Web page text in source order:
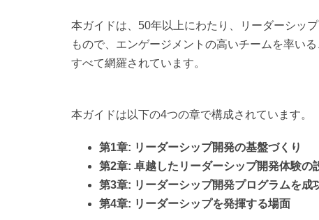
本ガイドは、50年以上にわたり、リーダーシッ
もので、エンゲージメントの高いチームを率い
すべて網羅されています。
本ガイドは以下の4つの章で構成されています。
第1章: リーダーシップ開発の基盤づくり
第2章: 卓越したリーダーシップ開発体験の
第3章: リーダーシップ開発プログラムを成
第4章: リーダーシップを発揮する場面